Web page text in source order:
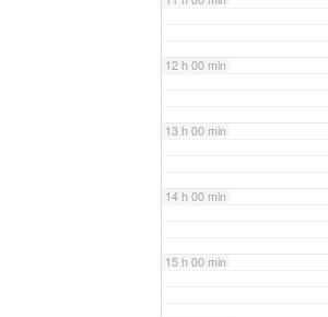
12 h 00 min
13 h 00 min
14 h 00 min
15 h 00 min